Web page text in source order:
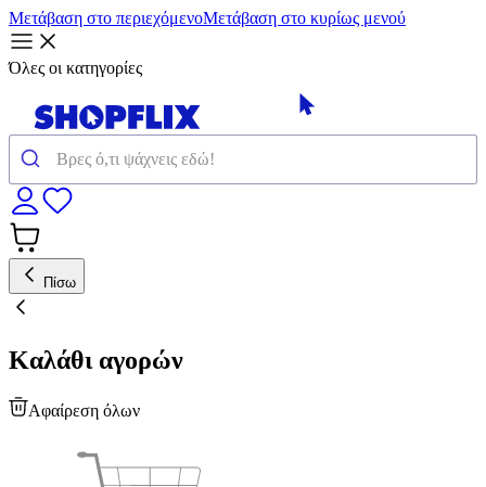
Μετάβαση στο περιεχόμενοΜετάβαση στο κυρίως μενού
Όλες οι κατηγορίες
Πίσω
Καλάθι αγορών
Αφαίρεση όλων